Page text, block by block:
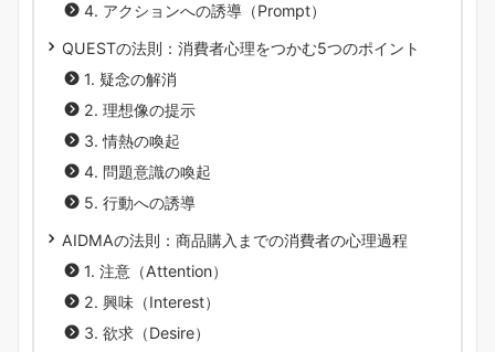
4. アクションへの誘導（Prompt）
QUESTの法則：消費者心理をつかむ5つのポイント
1. 疑念の解消
2. 理想像の提示
3. 情熱の喚起
4. 問題意識の喚起
5. 行動への誘導
AIDMAの法則：商品購入までの消費者の心理過程
1. 注意（Attention）
2. 興味（Interest）
3. 欲求（Desire）